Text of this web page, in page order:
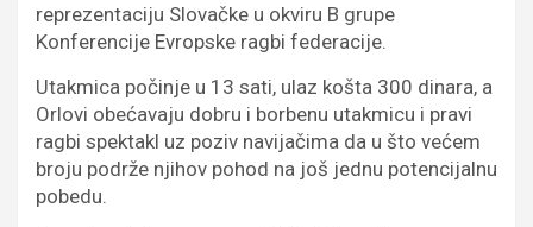
reprezentaciju Slovačke u okviru B grupe
Konferencije Evropske ragbi federacije.
Utakmica počinje u 13 sati, ulaz košta 300 dinara, a
Orlovi obećavaju dobru i borbenu utakmicu i pravi
ragbi spektakl uz poziv navijačima da u što većem
broju podrže njihov pohod na još jednu potencijalnu
pobedu.